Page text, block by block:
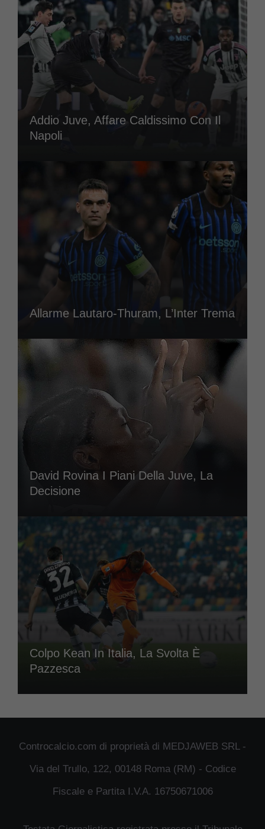
Addio Juve, Affare Caldissimo Con Il
Napoli
Allarme Lautaro-Thuram, L’Inter Trema
David Rovina I Piani Della Juve, La
Decisione
Colpo Kean In Italia, La Svolta È
Pazzesca
Controcalcio.com di proprietà di MEDJAWEB SRL -
Via del Trullo, 122, 00148 Roma (RM) - Codice
Fiscale e Partita I.V.A. 16750671006